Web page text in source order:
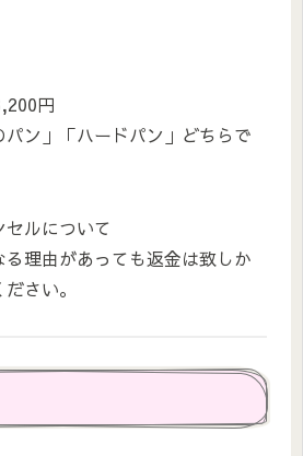
円
ン」「ハードパン」どちらで
ルについて
理由があっても返金は致しか
さい。